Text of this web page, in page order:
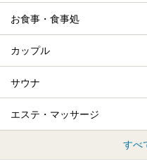
お食事・食事処
カップル
サウナ
エステ・マッサージ
すべ